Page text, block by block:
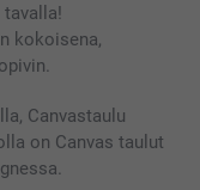
kokoisena,
Canvastaulu
on Canvas taulut